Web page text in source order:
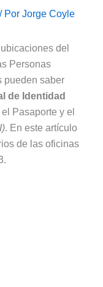
Por Jorge Coyle
del
Personas
pueden saber
de Identidad
Pasaporte y el
. En este artículo
de las oficinas